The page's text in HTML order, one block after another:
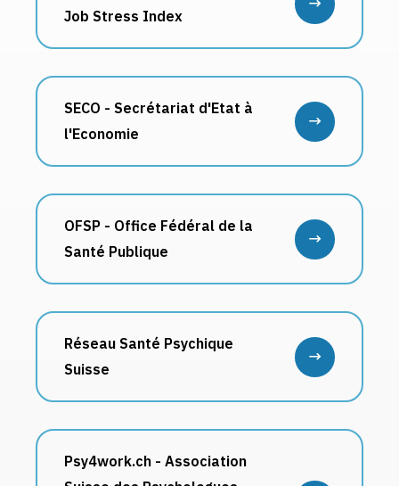
Job Stress Index
SECO - Secrétariat d'Etat à
l'Economie
OFSP - Office Fédéral de la
Santé Publique
Réseau Santé Psychique
Suisse
Psy4work.ch - Association